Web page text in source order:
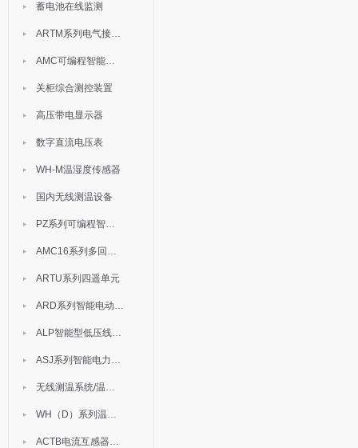
蓄电池在线监测
ARTM系列电气接点测温装置
AMC可编程智能电测表
关柜综合测控装置
高压带电显示器
数字直流电压表
WH-M温湿度传感器
国内无线测温设备
PZ系列可编程智能表
AMC16系列多回路监控装置
ARTU系列四遥单元
ARD系列智能电动机保护器
ALP智能型低压线路保护装置
ASJ系列智能电力继电器
无线测温系统/温度巡检
WH（D）系列温湿度控制器
ACTB电流互感器过电压保护器